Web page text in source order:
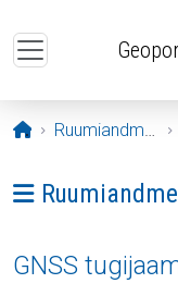
Avaleht
Ruumiandmed
Ava menüü:
GNSS